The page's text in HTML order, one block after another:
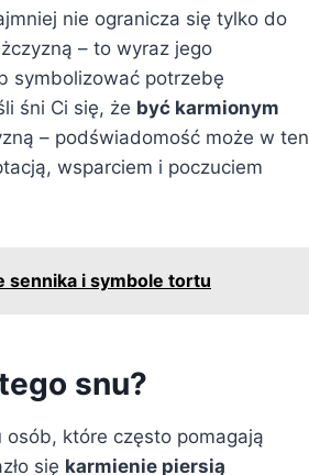
nie ogranicza się tylko do
– to wyraz jego
symbolizować potrzebę
śni Ci się, że być karmionym
– podświadomość może w ten
wsparciem i poczuciem
i symbole tortu
snu?
osób, które często pomagają
się karmienie piersią